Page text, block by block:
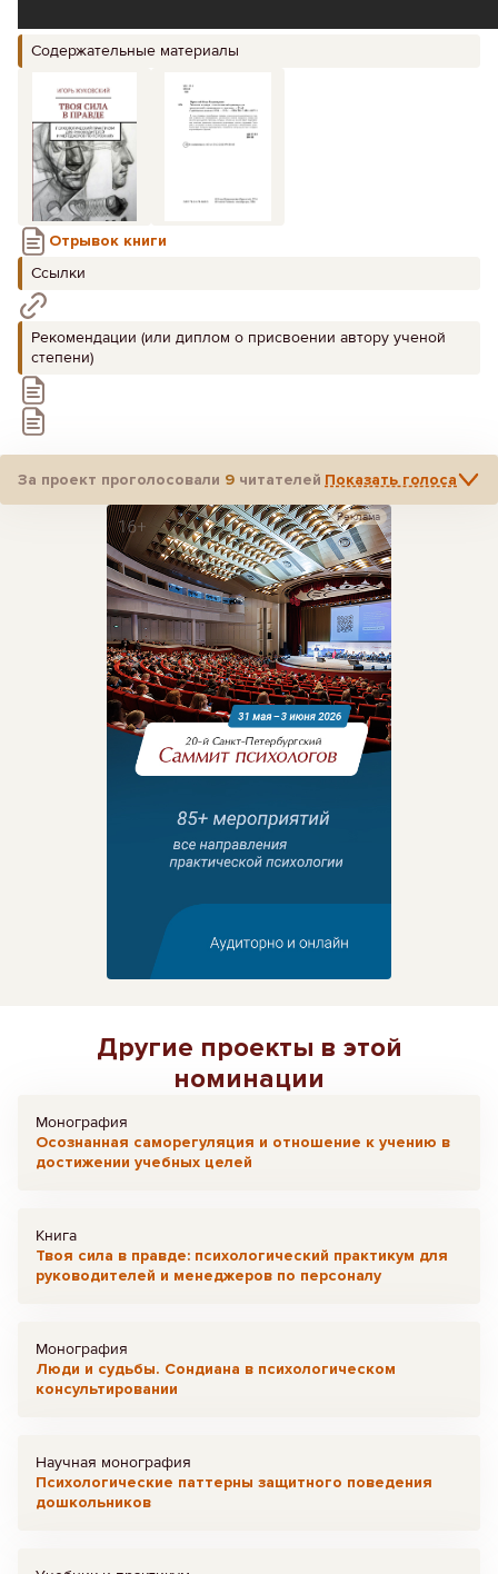
Содержательные материалы
Отрывок книги
Ссылки
Рекомендации (или диплом о присвоении автору ученой
степени)
За проект проголосовали 9 читателей Показать голоса
Реклама
Другие проекты в этой
номинации
Монография
Осознанная саморегуляция и отношение к учению в
достижении учебных целей
Книга
Твоя сила в правде: психологический практикум для
руководителей и менеджеров по персоналу
Монография
Люди и судьбы. Сондиана в психологическом
консультировании
Научная монография
Психологические паттерны защитного поведения
дошкольников